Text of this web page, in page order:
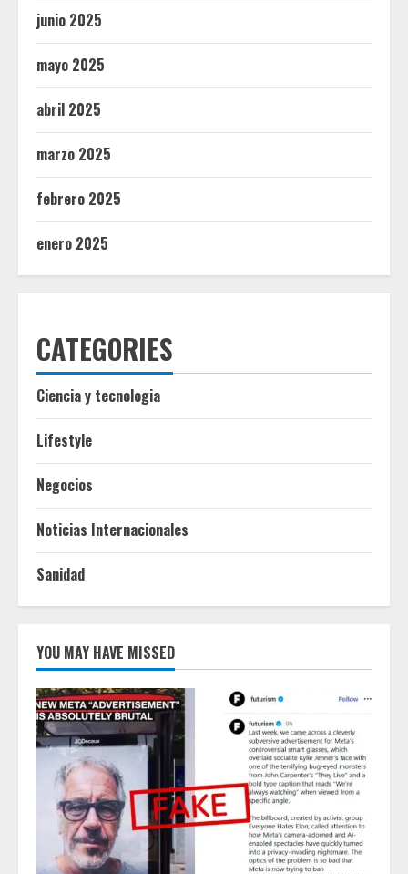
junio 2025
mayo 2025
abril 2025
marzo 2025
febrero 2025
enero 2025
CATEGORIES
Ciencia y tecnologia
Lifestyle
Negocios
Noticias Internacionales
Sanidad
YOU MAY HAVE MISSED